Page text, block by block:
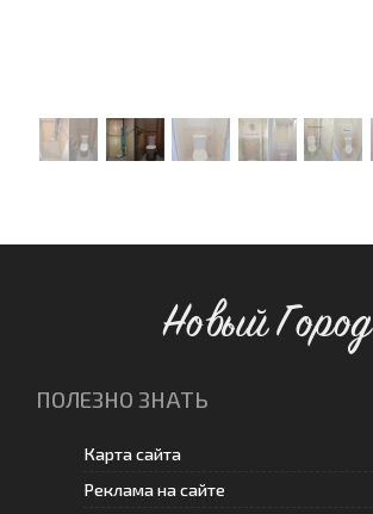
Новый Город
ПОЛЕЗНО ЗНАТЬ
Карта сайта
Реклама на сайте